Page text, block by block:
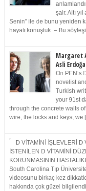
şair. Altı
Senin” ile de bunu yeniden
hayatı konuştuk. – Bu
Margaret
Asli
On PEN’s
novelist
Turkish
your 91st
through the concrete walls
wire, the locks and keys, we
D VİTAMİNİ İŞLEVLERİ
İSTENİLEN D VİTAMİNİ
KORUNMASININ
South Carolina Tıp
videosunu birkaç kez
hakkında çok güzel